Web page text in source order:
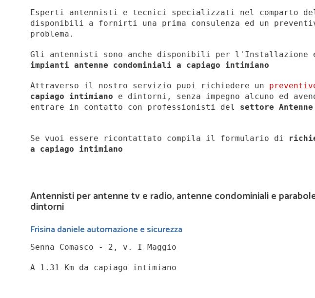
Esperti antennisti e tecnici specializzati nel comparto
disponibili a fornirti una prima consulenza ed un
problema.
Gli antennisti sono anche disponibili per l'Installazione
impianti antenne condominiali a capiago intimiano
Attraverso il nostro servizio puoi richiedere un
capiago intimiano e dintorni, senza impegno alcuno ed
entrare in contatto con professionisti del settore
Se vuoi essere ricontattato compila il formulario di
a capiago intimiano
Antennisti per antenne tv e radio, antenne condominiali e
dintorni
Frisina daniele automazione e sicurezza
Senna Comasco - 2, v. I Maggio
A 1.31 Km da capiago intimiano